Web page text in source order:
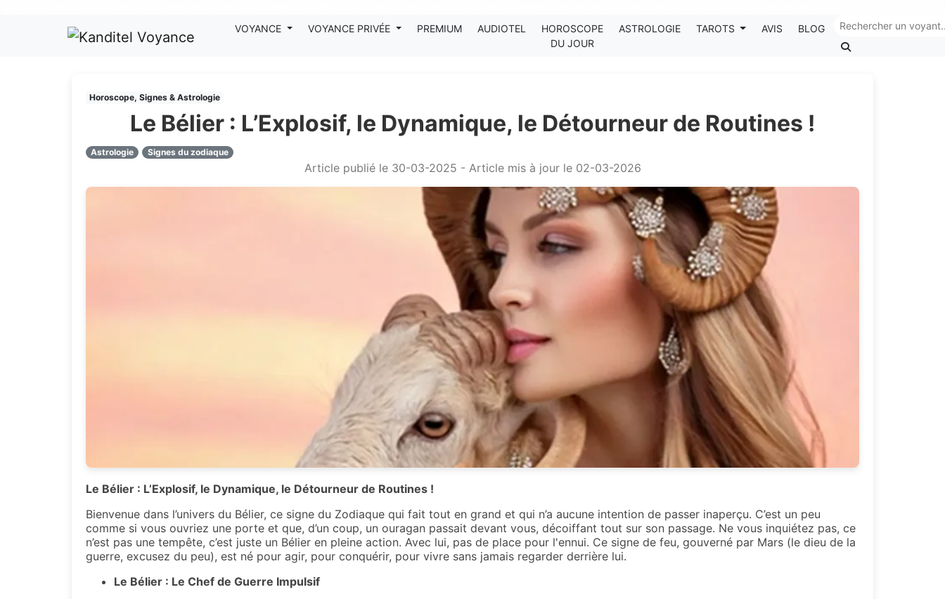
VOYANCE VOYANCE PRIVÉE PREMIUM AUDIOTEL
HOROSCOPE
DU JOUR
ASTROLOGIE TAROTS AVIS BLOG
Horoscope, Signes & Astrologie
Le Bélier : L’Explosif, le Dynamique, le Détourneur de Routines !
Astrologie Signes du zodiaque
Article publié le 30-03-2025 - Article mis à jour le 02-03-2026
Le Bélier : L’Explosif, le Dynamique, le Détourneur de Routines !
Bienvenue dans l’univers du Bélier, ce signe du Zodiaque qui fait tout en grand et qui n’a aucune intention de passer inaperçu. C’est un peu
comme si vous ouvriez une porte et que, d’un coup, un ouragan passait devant vous, décoiffant tout sur son passage. Ne vous inquiétez pas, ce
n’est pas une tempête, c’est juste un Bélier en pleine action. Avec lui, pas de place pour l'ennui. Ce signe de feu, gouverné par Mars (le dieu de la
guerre, excusez du peu), est né pour agir, pour conquérir, pour vivre sans jamais regarder derrière lui.
Le Bélier : Le Chef de Guerre Impulsif